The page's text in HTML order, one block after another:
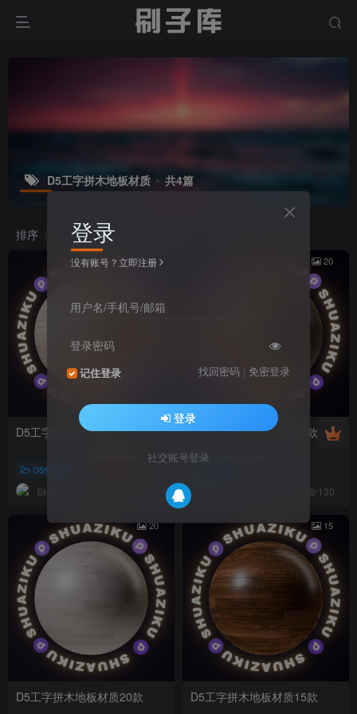
D5工字拼木地板材质 共4篇
排序 更新 浏览
20
D5工字拼木地板材质20款
D5免费素材
SHUAZIKU
20
D5工字拼木地板材质20款
130
20
D5工字拼木地板材质20款
15
D5工字拼木地板材质15款
登录
没有账号？立即注册
用户名/手机号/邮箱
登录密码
记住登录 找回密码 | 免密登录
登录
社交账号登录